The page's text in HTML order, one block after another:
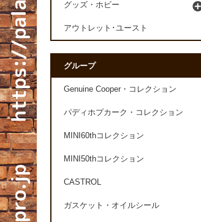
グッズ・ホビー
アウトレット･ユースト
グループ
Genuine Cooper・コレクション
パディホプカーク・コレクション
MINI60thコレクション
MINI50thコレクション
CASTROL
ガスケット・オイルシール